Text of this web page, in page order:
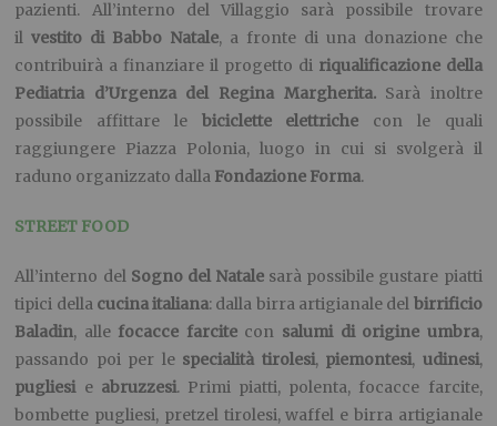
pazienti. All’interno del Villaggio sarà possibile trovare
ilvestito di Babbo Natale, a fronte di una donazione che
contribuirà a finanziare il progetto di riqualificazione della
Pediatria d’Urgenza del Regina Margherita. Sarà inoltre
possibile affittare le biciclette elettriche con le quali
raggiungere Piazza Polonia, luogo in cui si svolgerà il
raduno organizzato dalla Fondazione Forma.
STREET FOOD
All’interno del Sogno del Natale sarà possibile gustare piatti
tipici della cucinaitaliana: dalla birra artigianale del birrificio
Baladin, alle focacce farcitecon salumi di origine umbra,
passando poi per le specialità tirolesi, piemontesi, udinesi,
pugliesie abruzzesi. Primi piatti, polenta, focacce farcite,
bombette pugliesi, pretzel tirolesi, waffel e birra artigianale